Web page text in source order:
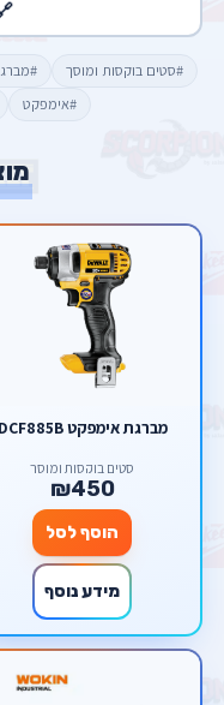
#סטים בוקסות ומוסך
#אימפקט
מברגת אימפקט DCF885B
סטים בוקסות ומוסך
₪450
הוסף לסל
מידע נוסף